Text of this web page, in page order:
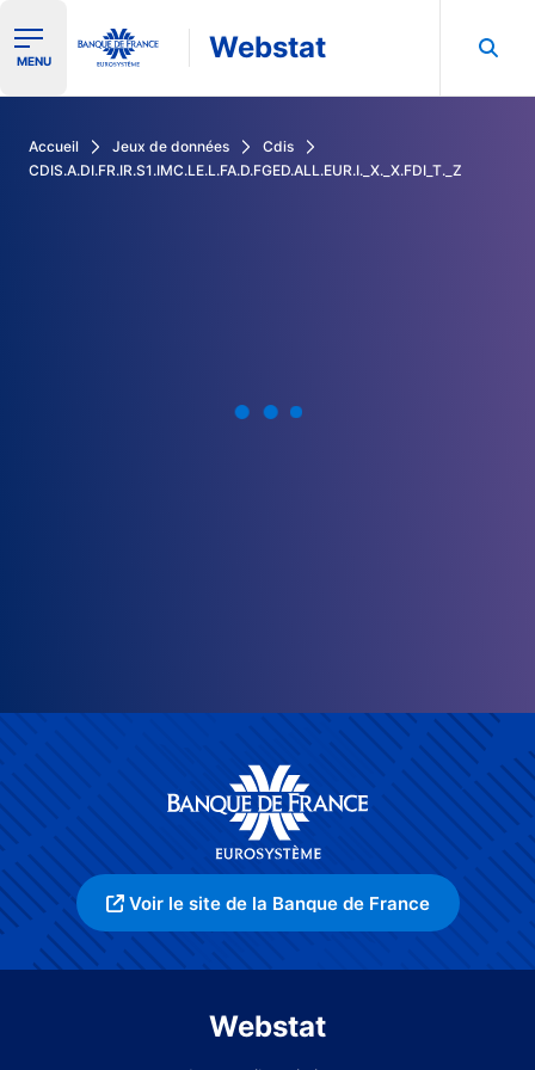
Ouvrir le menu de navigation
MENU Webstat
Accueil Jeux de données
Cdis
CDIS.A.DI.FR.IR.S1.IMC.LE.L.FA.D.FGED.ALL.EUR.I._X._X.FDI_T._Z
Voir le site de la Banque de France
Webstat